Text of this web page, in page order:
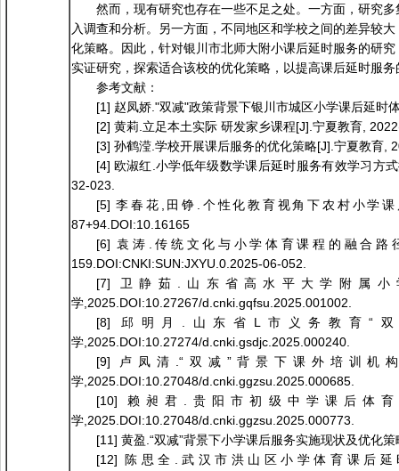
然而，现有研究也存在一些不足之处。一方面，研究
入调查和分析。另一方面，不同地区和学校之间的差异较
化策略。因此，针对银川市北师大附小课后延时服务的研
实证研究，探索适合该校的优化策略，以提高课后延时服
参考文献：
[1] 赵凤娇."双减"政策背景下银川市城区小学课后延时
[2] 黄莉.立足本土实际 研发家乡课程[J].宁夏教育,
[3] 孙鹤滢.学校开展课后服务的优化策略[J].宁夏教育,
[4] 欧淑红.小学低年级数学课后延时服务有效学习方
32-023.
[5] 李春花,田铮.个性化教育视角下农村小学课
87+94.DOI:10.16165
[6] 袁涛.传统文化与小学体育课程的融合路
159.DOI:CNKI:SUN:JXYU.0.2025-06-052.
[7] 卫静茹.山东省高水平大学附属
学,2025.DOI:10.27267/d.cnki.gqfsu.2025.001002.
[8] 邱明月.山东省L市义务教育“
学,2025.DOI:10.27274/d.cnki.gsdjc.2025.000240.
[9] 卢凤清.“双减”背景下课外培训机
学,2025.DOI:10.27048/d.cnki.ggzsu.2025.000685.
[10] 赖昶君.贵阳市初级中学课后体
学,2025.DOI:10.27048/d.cnki.ggzsu.2025.000773.
[11] 黄盈.“双减”背景下小学课后服务实施现状及优化
[12] 陈思全.武汉市洪山区小学体育课后